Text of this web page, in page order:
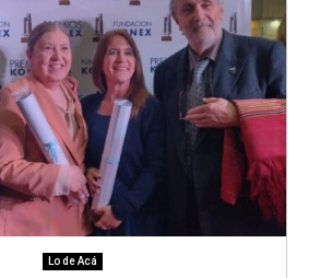
Lo de Acá